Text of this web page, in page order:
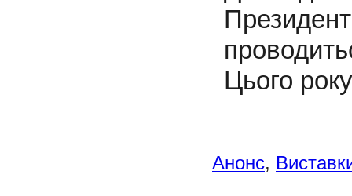
Цього
Анонс,